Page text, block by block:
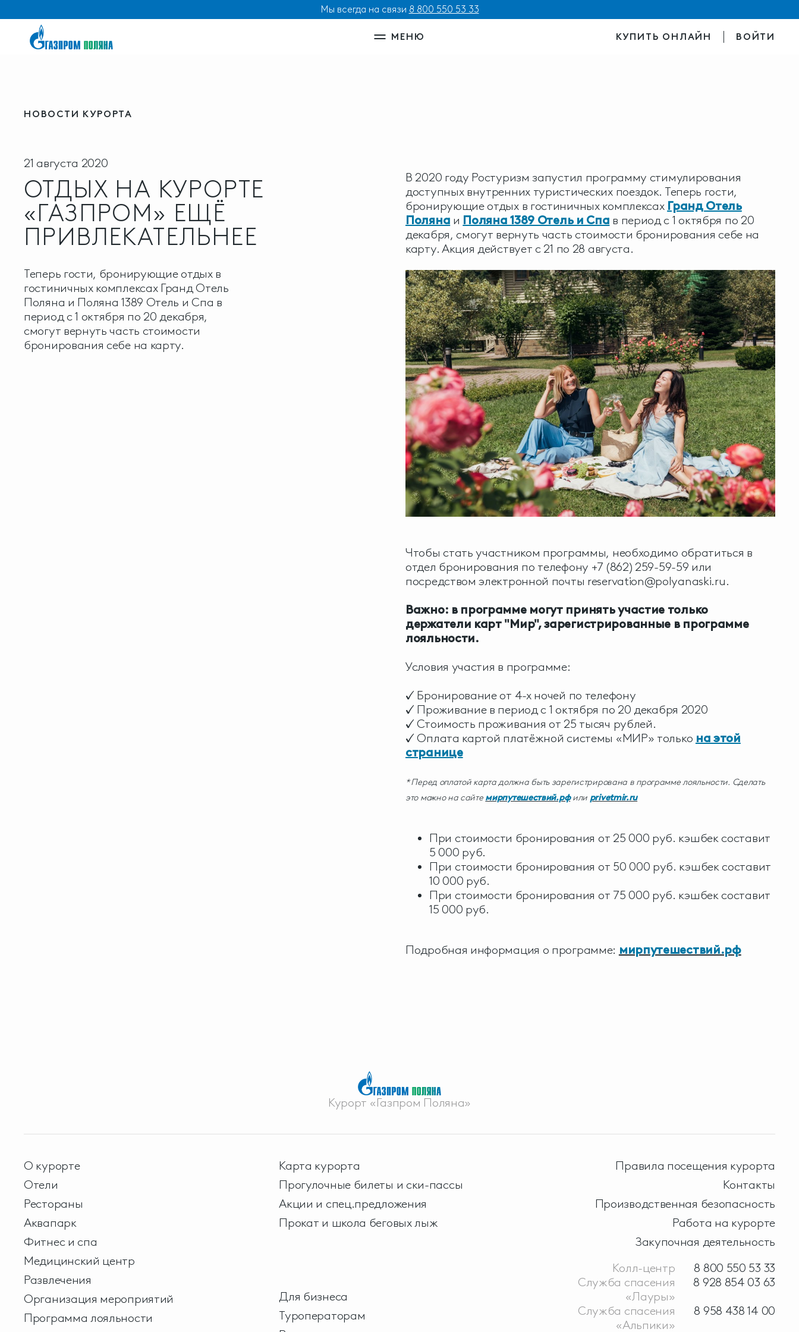
Мы всегда на связи 8 800 550 53 33
МЕНЮ КУПИТЬ ОНЛАЙН ВОЙТИ
НОВОСТИ КУРОРТА
21 августа 2020
ОТДЫХ НА КУРОРТЕ
«ГАЗПРОМ» ЕЩЁ
ПРИВЛЕКАТЕЛЬНЕЕ
Теперь гости, бронирующие отдых в
гостиничных комплексах Гранд Отель
Поляна и Поляна 1389 Отель и Спа в
период с 1 октября по 20 декабря,
смогут вернуть часть стоимости
бронирования себе на карту.
В 2020 году Ростуризм запустил программу стимулирования
доступных внутренних туристических поездок. Теперь гости,
бронирующие отдых в гостиничных комплексах Гранд Отель
Поляна и Поляна 1389 Отель и Спа в период с 1 октября по 20
декабря, смогут вернуть часть стоимости бронирования себе на
карту. Акция действует с 21 по 28 августа.
Чтобы стать участником программы, необходимо обратиться в
отдел бронирования по телефону +7 (862) 259-59-59 или
посредством электронной почты reservation@polyanaski.ru.
Важно: в программе могут принять участие только
держатели карт "Мир", зарегистрированные в программе
лояльности.
Условия участия в программе:
✓ Бронирование от 4-х ночей по телефону
✓ Проживание в период с 1 октября по 20 декабря 2020
✓ Стоимость проживания от 25 тысяч рублей.
✓ Оплата картой платёжной системы «МИР» только на этой
странице
* Перед оплатой карта должна быть зарегистрирована в программе лояльности. Сделать
это можно на сайте мирпутешествий.рфили privetmir.ru
При стоимости бронирования от 25 000 руб. кэшбек составит
5 000 руб.
При стоимости бронирования от 50 000 руб. кэшбек составит
10 000 руб.
При стоимости бронирования от 75 000 руб. кэшбек составит
15 000 руб.
Подробная информация о программе: мирпутешествий.рф
Курорт «Газпром Поляна»
О курорте
Отели
Рестораны
Аквапарк
Фитнес и спа
Медицинский центр
Развлечения
Организация мероприятий
Программа лояльности
Карта курорта
Прогулочные билеты и ски-пассы
Акции и спец.предложения
Прокат и школа беговых лыж
Для бизнеса
Туроператорам
Правила посещения курорта
Контакты
Производственная безопасность
Работа на курорте
Закупочная деятельность
Колл-центр
8 800 550 53 33
Служба спасения
«Лауры»
8 928 854 03 63
Служба спасения
«Альпики»
8 958 438 14 00